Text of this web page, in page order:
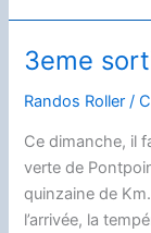
estivale
du
vendredi.
3eme
Randos Roller /
Ce dimanche, il
verte de
quinzaine de
l’arrivée, la